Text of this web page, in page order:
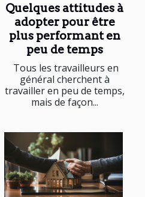
Quelques attitudes à
adopter pour être
plus performant en
peu de temps
Tous les travailleurs en
général cherchent à
travailler en peu de temps,
mais de façon...